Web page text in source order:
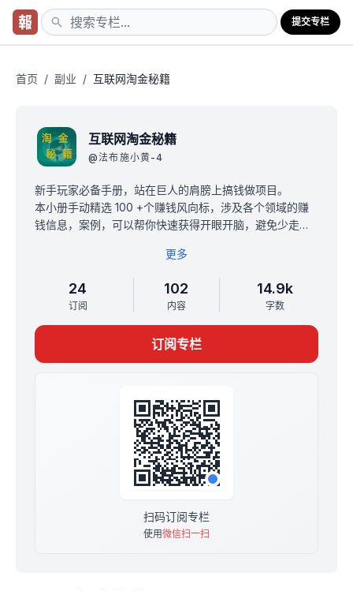
提交专栏
首页 / 副业 / 互联网淘金秘籍
互联网淘金秘籍
@ 法布施小黄-4
新手玩家必备手册，站在巨人的肩膀上搞钱做项目。
本小册手动精选 100 +个赚钱风向标，涉及各个领域的赚
钱信息，案例，可以帮你快速获得开眼开脑，避免少走一
限时 10 元买断（永久有效）
每满 100 人订阅，涨价10元，早买早赚
订阅后，截图支付记录，
加微信 210 368 386 有专属惊喜
更多
24
订阅
102
内容
14.9k
字数
订阅专栏
扫码订阅专栏
使用微信扫一扫